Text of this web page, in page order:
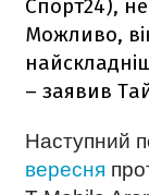
Спорт24),
Можливо,
– заявив
Наступний
вересня